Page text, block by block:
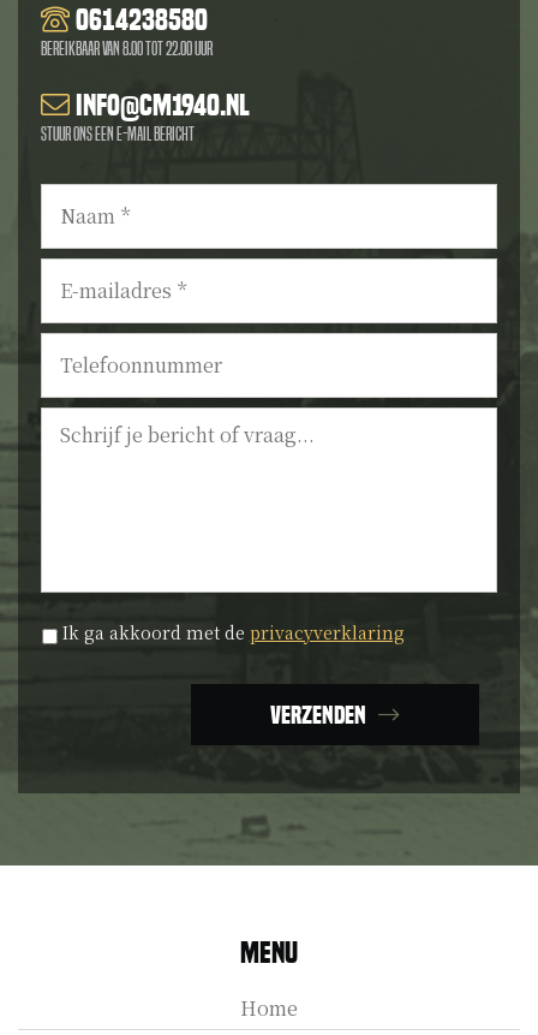
0614238580
Bereikbaar van 8.00 tot 22.00 uur
info@cm1940.nl
Stuur ons een e-mail bericht
Naam *
E-
mailadres *
Telefoonnummer
Bericht
Privacyverklaring *
Ik ga akkoord met de privacyverklaring
Verzenden
Menu
Home